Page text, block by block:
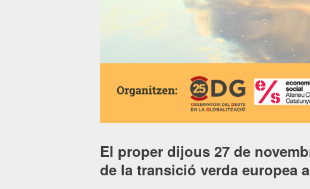
El proper dijous 27 de
de la transició verda europea